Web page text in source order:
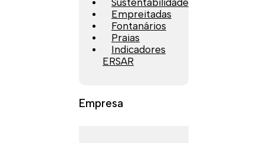
Empreitadas
Fontanários
Praias
Indicadores
ERSAR
Empresa